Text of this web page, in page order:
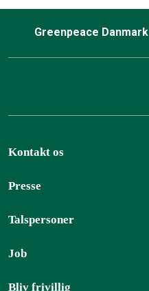
Greenpeace Danmark
Kontakt os
Presse
Talspersoner
Job
Bliv frivillig